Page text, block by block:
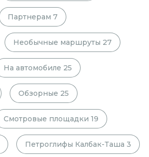
Партнерам 7
Необычные маршруты 27
На автомобиле 25
Обзорные 25
Смотровые площадки 19
Петроглифы Калбак-Таша 3